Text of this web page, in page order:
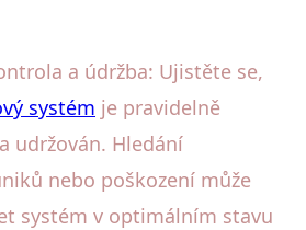
a údržba: Ujistěte se,
systém je pravidelně
udržován. Hledání
nebo poškození může
systém v optimálním stavu